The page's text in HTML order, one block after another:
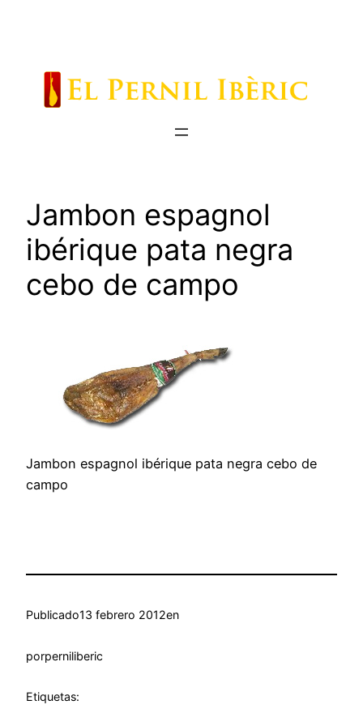
Jambon espagnol
ibérique pata negra
cebo de campo
Jambon espagnol ibérique pata negra cebo de
campo
Publicado13 febrero 2012en
porperniliberic
Etiquetas: